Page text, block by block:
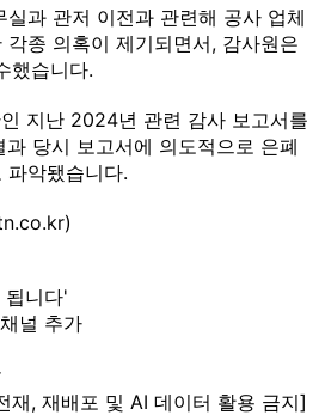
과 관저 이전과 관련해 공사 업체
종 의혹이 제기되면서, 감사원은
했습니다.
지난 2024년 관련 감사 보고서를
당시 보고서에 의도적으로 은폐
파악됐습니다.
니다'
널 추가
재, 재배포 및 AI 데이터 활용 금지]